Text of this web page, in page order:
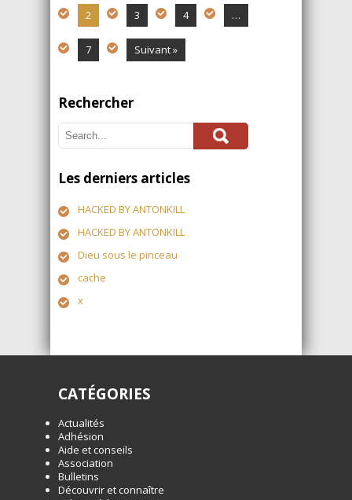
2 3 4 …
7 Suivant »
Rechercher
Les derniers articles
HACKED BY ANTONKILL
HACKED BY ANTONKILL
Dieu sous le pinceau
cache
x
CATÉGORIES
Actualités
Adhésion
Aide et conseils
Association
Bulletins
Découvrir et connaître